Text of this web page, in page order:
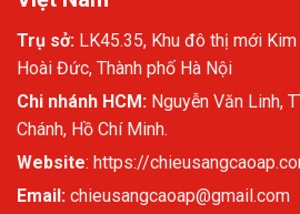
Trụ sở: LK45.35, Khu đô thị mới
Hoài Đức, Thành phố Hà Nội
Chi nhánh HCM: Nguyễn Văn Linh,
Chánh, Hồ Chí Minh.
Website: https://
Email: chieusangcaoap@gmail.com